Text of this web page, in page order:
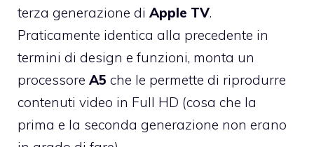
terza generazione di Apple TV.
Praticamente identica alla precedente in
termini di design e funzioni, monta un
processore A5 che le permette di riprodurre
contenuti video in Full HD (cosa che la
prima e la seconda generazione non erano